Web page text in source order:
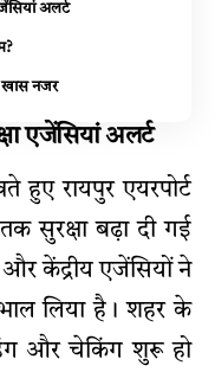
अलर्ट
खास नजर
एजेंसियां अलर्ट
हुए रायपुर एयरपोर्ट
सुरक्षा बढ़ा दी गई
केंद्रीय एजेंसियों ने
लिया है। शहर के
और चेकिंग शुरू हो